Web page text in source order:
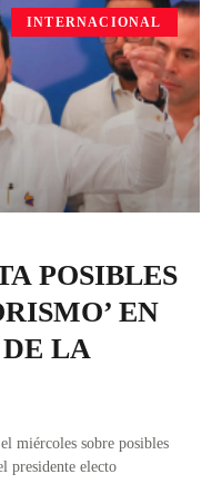
INTERNACIONAL
POSIBLES
EN
LA
miércoles sobre posibles
presidente electo